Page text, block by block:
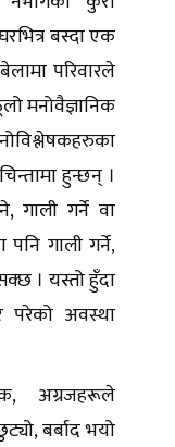
बस्दा एक
परिवारले
मनोवैज्ञानिक
हुन्छन् ।
गाली गर्ने वा
पनि गाली गर्ने,
। यस्तो हुँदा
परेको अवस्था
अग्रजहरूले
बर्बाद भयो